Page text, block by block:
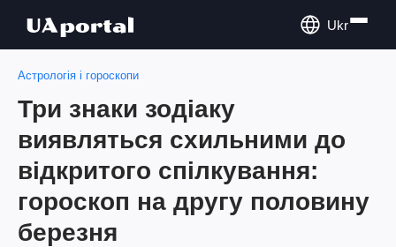
Ukr
Астрологія і гороскопи
Три знаки зодіаку
виявляться схильними до
відкритого спілкування:
гороскоп на другу половину
березня